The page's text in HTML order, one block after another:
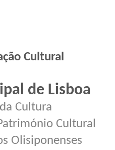
Cultural
de Lisboa
Cultura
Cultural
Olisiponenses